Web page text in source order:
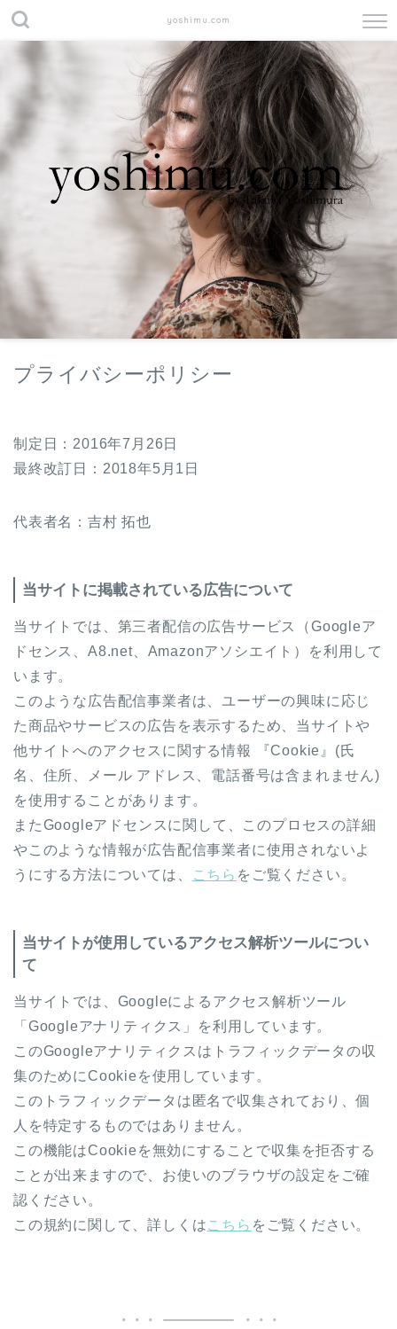
yoshimu.com
プライバシーポリシー
制定日：2016年7月26日
最終改訂日：2018年5月1日
代表者名：吉村 拓也
当サイトに掲載されている広告について
当サイトでは、第三者配信の広告サービス（Googleア
ドセンス、A8.net、Amazonアソシエイト）を利用して
います。
このような広告配信事業者は、ユーザーの興味に応じ
た商品やサービスの広告を表示するため、当サイトや
他サイトへのアクセスに関する情報 『Cookie』(氏
名、住所、メール アドレス、電話番号は含まれません)
を使用することがあります。
またGoogleアドセンスに関して、このプロセスの詳細
やこのような情報が広告配信事業者に使用されないよ
うにする方法については、
こちら をご覧ください。
当サイトが使用しているアクセス解析ツールについ
て
当サイトでは、Googleによるアクセス解析ツール
「Googleアナリティクス」を利用しています。
このGoogleアナリティクスはトラフィックデータの収
集のためにCookieを使用しています。
このトラフィックデータは匿名で収集されており、個
人を特定するものではありません。
この機能はCookieを無効にすることで収集を拒否する
ことが出来ますので、お使いのブラウザの設定をご確
認ください。
この規約に関して、詳しくはこちら をご覧ください。